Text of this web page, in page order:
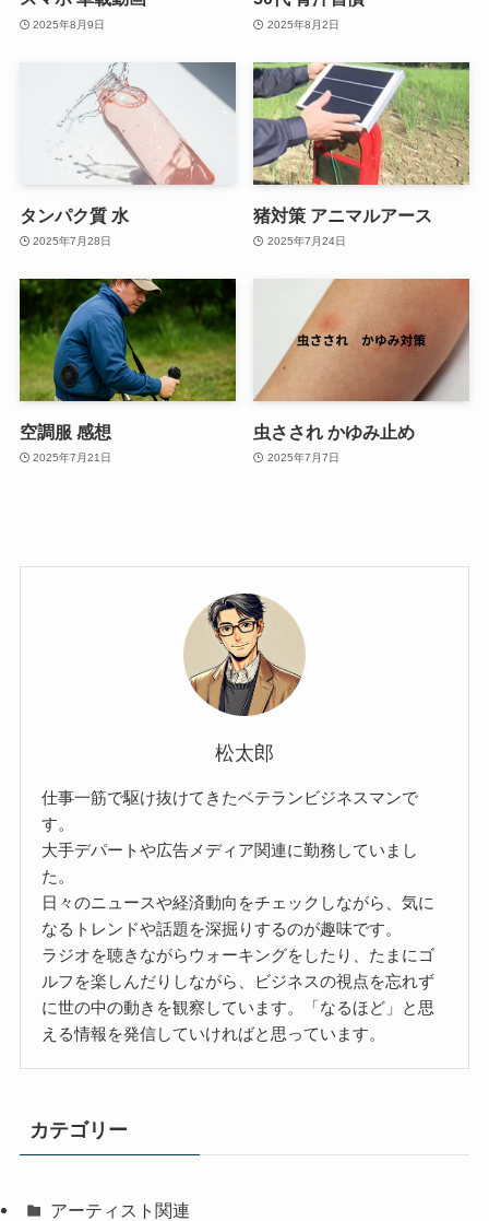
2025年8月9日 2025年8月2日
タンパク質 水
2025年7月28日
猪対策 アニマルアース
2025年7月24日
空調服 感想
2025年7月21日
虫さされ かゆみ止め
2025年7月7日
松太郎
仕事一筋で駆け抜けてきたベテランビジネスマンで
す。
大手デパートや広告メディア関連に勤務していまし
た。
日々のニュースや経済動向をチェックしながら、気に
なるトレンドや話題を深掘りするのが趣味です。
ラジオを聴きながらウォーキングをしたり、たまにゴ
ルフを楽しんだりしながら、ビジネスの視点を忘れず
に世の中の動きを観察しています。「なるほど」と思
える情報を発信していければと思っています。
カテゴリー
アーティスト関連